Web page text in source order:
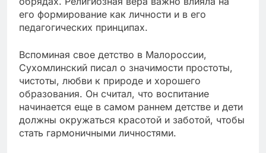
его формирование как личности и в его
педагогических принципах.
Вспоминая свое детство в Малороссии,
Сухомлинский писал о значимости простоты,
чистоты, любви к природе и хорошего
образования. Он считал, что воспитание
начинается еще в самом раннем детстве и дети
должны окружаться красотой и заботой, чтобы
стать гармоничными личностями.